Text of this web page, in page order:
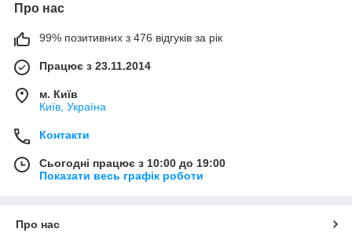
Про нас
99% позитивних з 476 відгуків за рік
Працює з 23.11.2014
м. Київ
Київ, Україна
Контакти
Сьогодні працює з 10:00 до 19:00
Показати весь графік роботи
Про нас